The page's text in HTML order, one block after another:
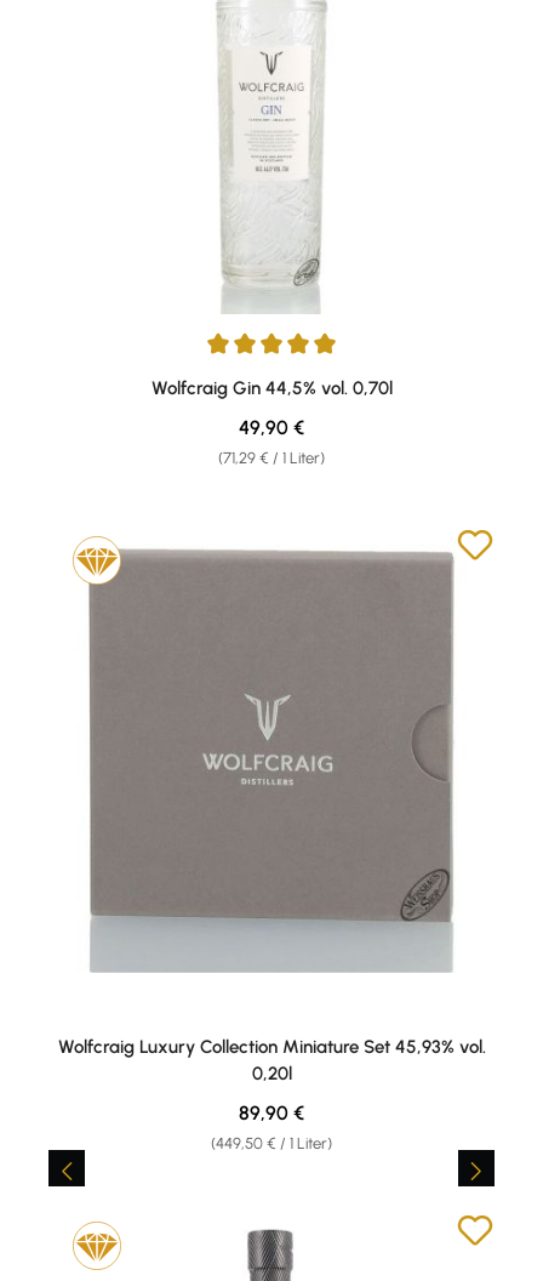
Durchschnittliche Bewertung von 5 von 5 Sternen
Wolfcraig Gin 44,5% vol. 0,70l
(71,29 € / 1 Liter)
Regulärer Preis:
49,90 €
Wolfcraig Luxury Collection Miniature Set 45,93% vol.
0,20l
(449,50 € / 1 Liter)
Regulärer Preis:
89,90 €